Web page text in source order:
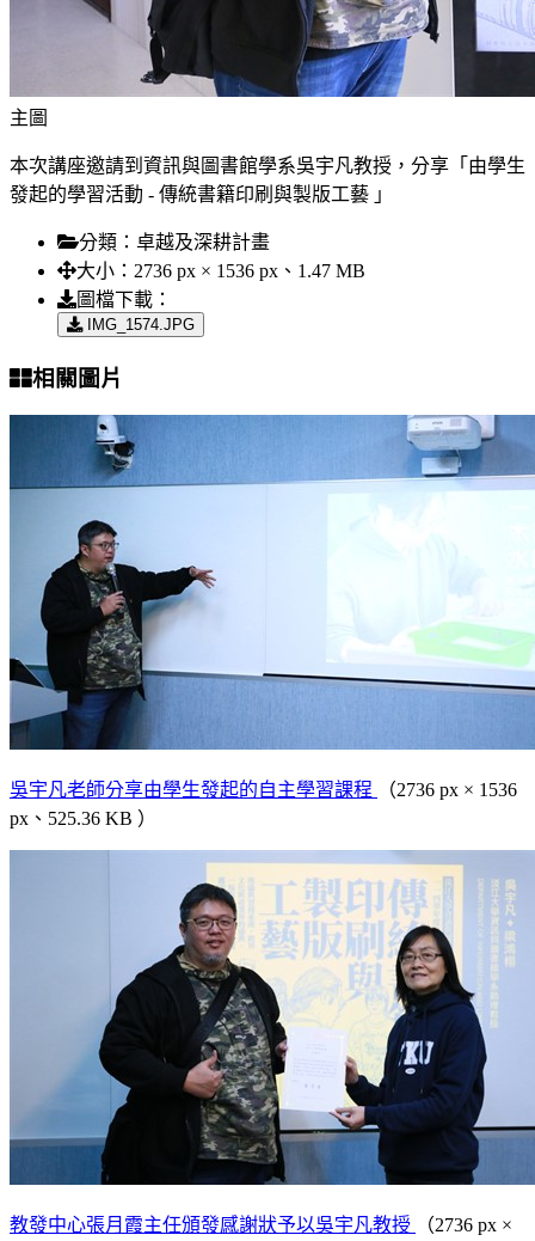
主圖
本次講座邀請到資訊與圖書館學系吳宇凡教授，分享「由學生
發起的學習活動 - 傳統書籍印刷與製版工藝 」
分類： 卓越及深耕計畫
大小： 2736 px × 1536 px、1.47 MB
圖檔下載：
IMG_1574.JPG
相關圖片
吳宇凡老師分享由學生發起的自主學習課程
（2736 px × 1536
px、525.36 KB ）
教發中心張月霞主任頒發感謝狀予以吳宇凡教授
（2736 px ×